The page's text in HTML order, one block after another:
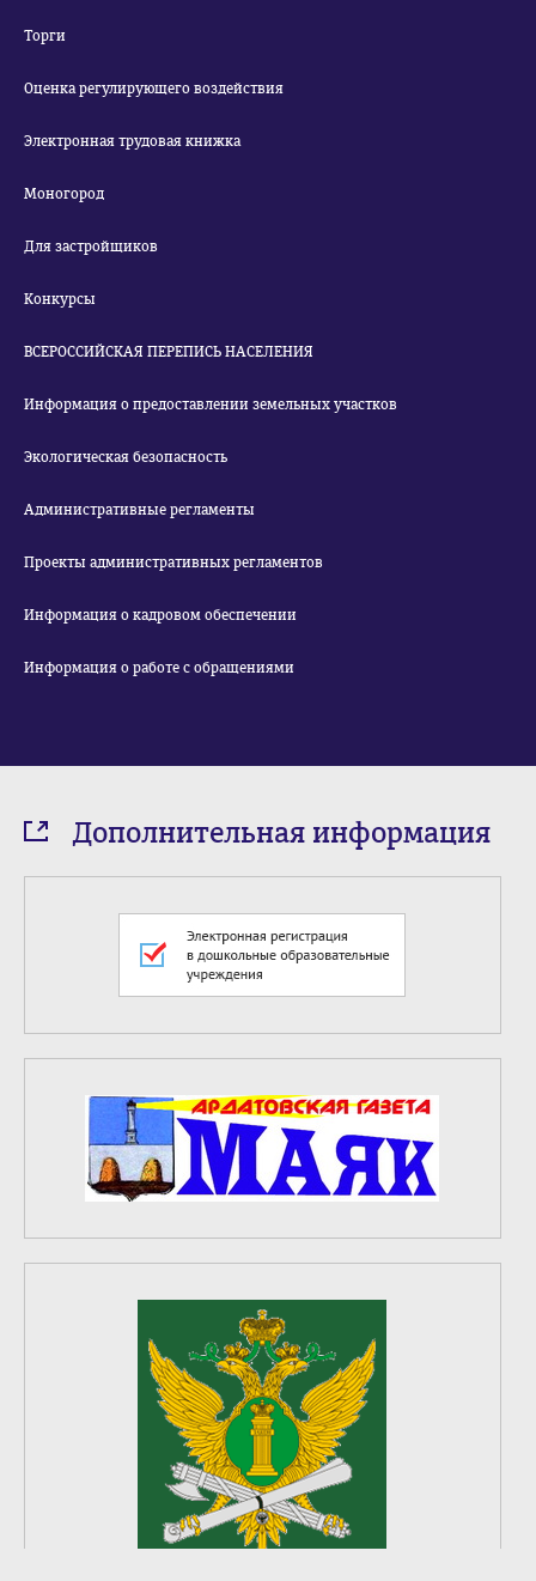
Торги
Оценка регулирующего воздействия
Электронная трудовая книжка
Моногород
Для застройщиков
Конкурсы
ВСЕРОССИЙСКАЯ ПЕРЕПИСЬ НАСЕЛЕНИЯ
Информация о предоставлении земельных участков
Экологическая безопасность
Административные регламенты
Проекты административных регламентов
Информация о кадровом обеспечении
Информация о работе с обращениями
Дополнительная информация